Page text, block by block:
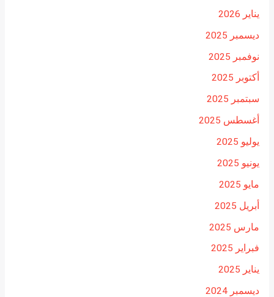
يناير 2026
ديسمبر 2025
نوفمبر 2025
أكتوبر 2025
سبتمبر 2025
أغسطس 2025
يوليو 2025
يونيو 2025
مايو 2025
أبريل 2025
مارس 2025
فبراير 2025
يناير 2025
ديسمبر 2024